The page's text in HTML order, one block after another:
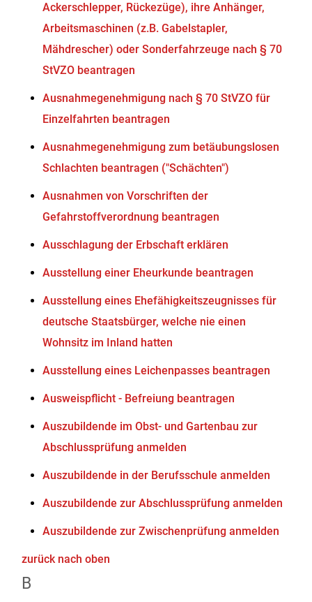
Ackerschlepper, Rückezüge), ihre Anhänger,
Arbeitsmaschinen (z.B. Gabelstapler,
Mähdrescher) oder Sonderfahrzeuge nach § 70
StVZO beantragen
Ausnahmegenehmigung nach § 70 StVZO für
Einzelfahrten beantragen
Ausnahmegenehmigung zum betäubungslosen
Schlachten beantragen ("Schächten")
Ausnahmen von Vorschriften der
Gefahrstoffverordnung beantragen
Ausschlagung der Erbschaft erklären
Ausstellung einer Eheurkunde beantragen
Ausstellung eines Ehefähigkeitszeugnisses für
deutsche Staatsbürger, welche nie einen
Wohnsitz im Inland hatten
Ausstellung eines Leichenpasses beantragen
Ausweispflicht - Befreiung beantragen
Auszubildende im Obst- und Gartenbau zur
Abschlussprüfung anmelden
Auszubildende in der Berufsschule anmelden
Auszubildende zur Abschlussprüfung anmelden
Auszubildende zur Zwischenprüfung anmelden
zurück nach oben
B